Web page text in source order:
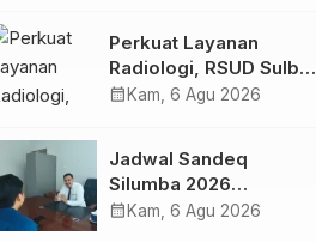
dalam Pemenuhan Gizi
Perkuat Layanan
Radiologi, RSUD Sulbar
Sambut Kembali dr. Iis
calendar_month Kam, 6 Agu 2026
Jadwal Sandeq
Silumba 2026
Disesuaikan,
calendar_month Kam, 6 Agu 2026